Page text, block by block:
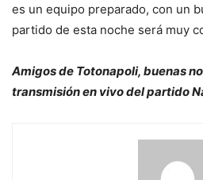
es un equipo preparado, con un
partido de esta noche será muy
Amigos de Totonapoli, buenas
transmisión en vivo del partido